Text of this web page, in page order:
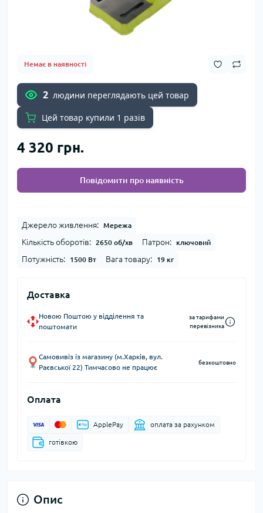
Немає в наявності
2 людини переглядають цей товар
Цей товар купили 1 разів
4 320 грн.
Повідомити про наявність
Джерело живлення: Мережа
Кількість оборотів: 2650 об/хв Патрон: ключовий
Потужність: 1500 Вт Вага товару: 19 кг
Доставка
Новою Поштою у відділення та
поштомати
за тарифами
перевізника
Самовивіз із магазину (м.Харків, вул.
Раєвської 22) Тимчасово не працює
безкоштовно
Оплата
ApplePay оплата за рахунком
готівкою
Опис